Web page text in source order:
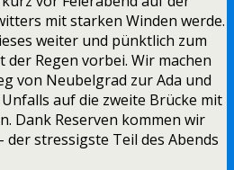
mit starken Winden werde.
weiter und pünktlich zum
Regen vorbei. Wir machen
von Neubelgrad zur Ada und
auf die zweite Brücke mit
Dank Reserven kommen wir
stressigste Teil des Abends